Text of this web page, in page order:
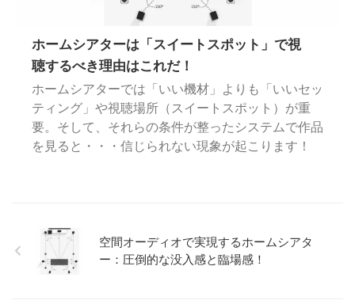
ホームシアターは「スイートスポット」で視
聴するべき理由はこれだ！
ホームシアターでは「いい機材」よりも「いいセッ
ティング」や視聴場所（スイートスポット）が重
要。そして、それらの条件が整ったシステムで作品
を見ると・・・信じられない現象が起こります！
空間オーディオで実現するホームシアタ
ー：圧倒的な没入感と臨場感！